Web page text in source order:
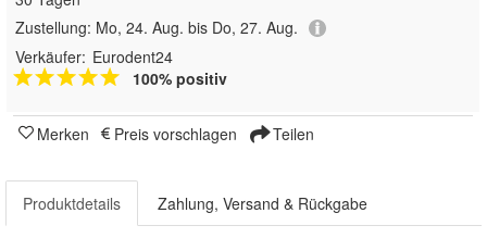
Zustellung: Mo, 24. Aug. bis Do, 27. Aug.
Verkäufer: Eurodent24
100% positiv
Merken Preis vorschlagen Teilen
Produktdetails Zahlung, Versand & Rückgabe